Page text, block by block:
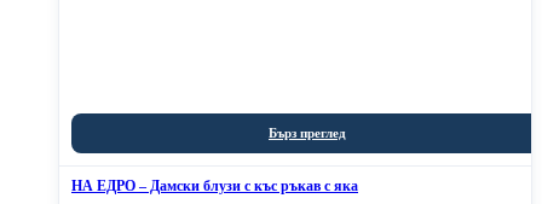
Бърз преглед
НА ЕДРО – Дамски блузи с къс ръкав с яка